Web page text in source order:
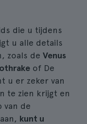
die u tijdens
u alle details
zoals de Venus
of De
u er zeker van
te zien krijgt en
van de
kunt u